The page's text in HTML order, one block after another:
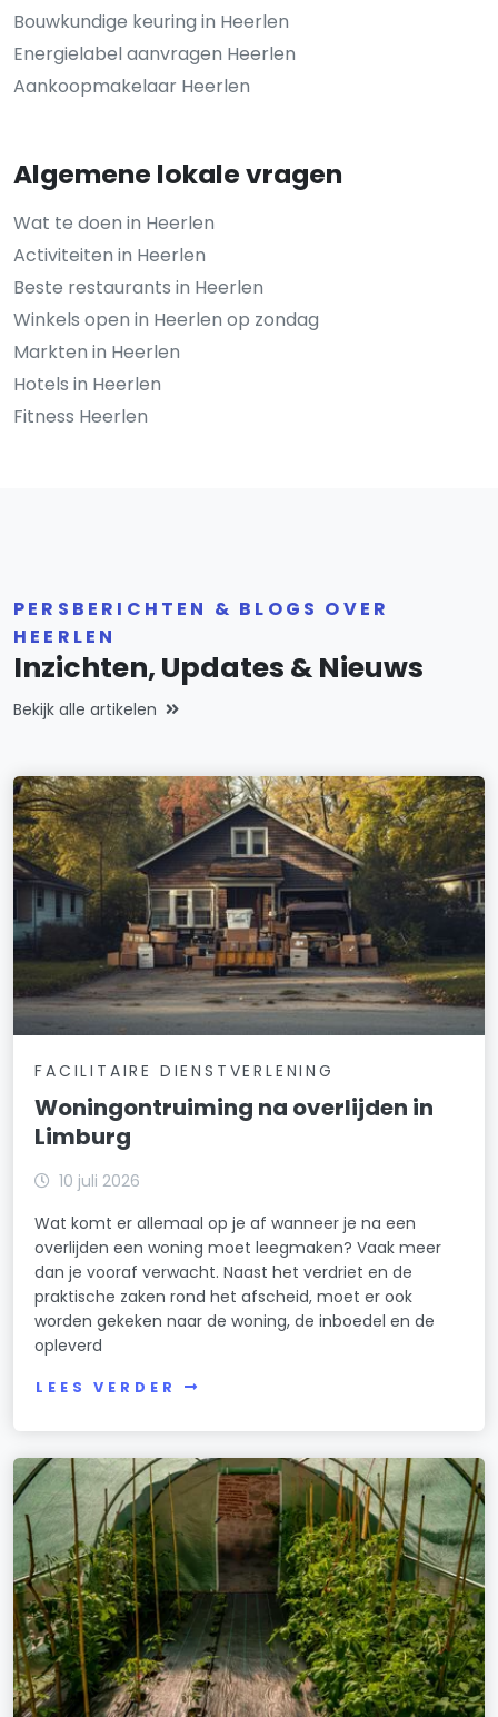
Bouwkundige keuring in Heerlen
Energielabel aanvragen Heerlen
Aankoopmakelaar Heerlen
Algemene lokale vragen
Wat te doen in Heerlen
Activiteiten in Heerlen
Beste restaurants in Heerlen
Winkels open in Heerlen op zondag
Markten in Heerlen
Hotels in Heerlen
Fitness Heerlen
PERSBERICHTEN & BLOGS OVER
HEERLEN
Inzichten, Updates & Nieuws
Bekijk alle artikelen
FACILITAIRE DIENSTVERLENING
Woningontruiming na overlijden in
Limburg
10 juli 2026
Wat komt er allemaal op je af wanneer je na een
overlijden een woning moet leegmaken? Vaak meer
dan je vooraf verwacht. Naast het verdriet en de
praktische zaken rond het afscheid, moet er ook
worden gekeken naar de woning, de inboedel en de
opleverd
LEES VERDER